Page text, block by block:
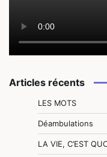
Articles récents
LES MOTS
Déambulations
LA VIE, C’EST